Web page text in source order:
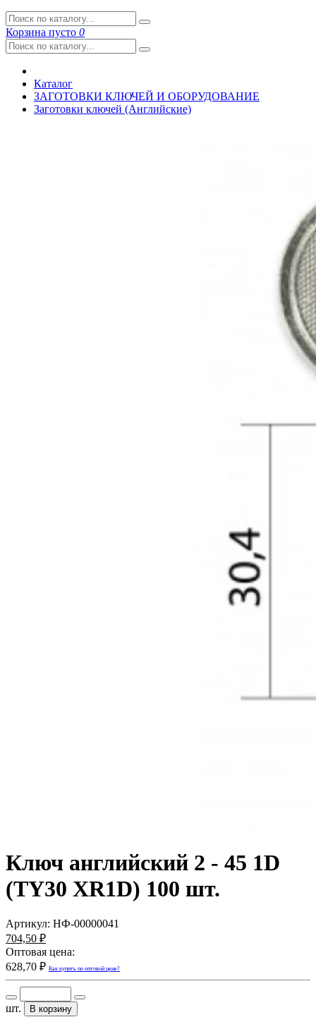
Корзина пусто 0
Каталог
ЗАГОТОВКИ КЛЮЧЕЙ И ОБОРУДОВАНИЕ
Заготовки ключей (Английские)
Ключ английский 2 - 45 1D
(ТY30 XR1D) 100 шт.
Артикул: НФ-00000041
704,50 ₽
Оптовая цена:
628,70 ₽ Как купить по оптовой цене?
шт. В корзину